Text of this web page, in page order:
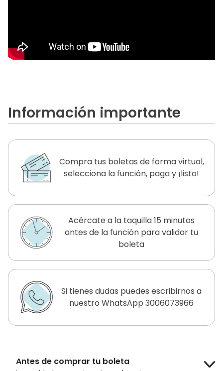
Información importante
Compra tus boletas de forma virtual,
selecciona la función, paga y ¡listo!
Acércate a la taquilla 15 minutos
antes de la función para validar tu
boleta
Si tienes dudas puedes escribirnos a
nuestro WhatsApp 3006073966
Antes de comprar tu boleta